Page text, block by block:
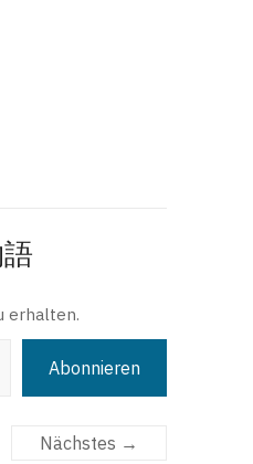
erhalten.
Abonnieren
Nächstes →